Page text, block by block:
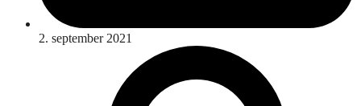
2. september 2021